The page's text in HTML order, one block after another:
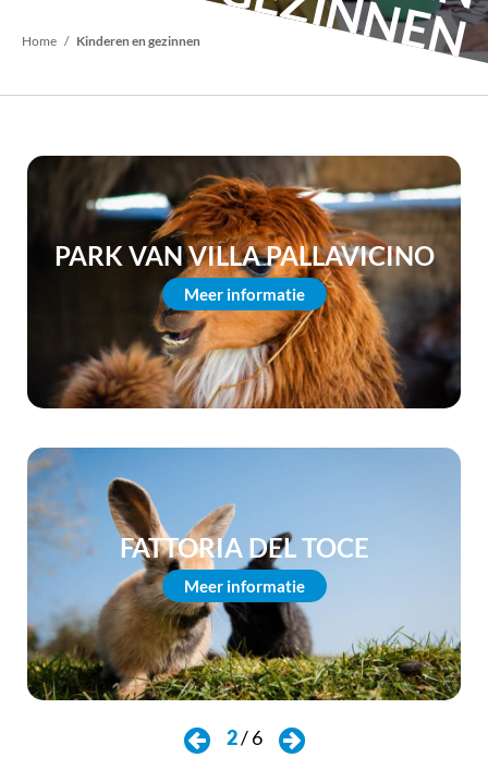
Kruimelpad
Home Kinderen en gezinnen
PARK VAN VILLA PALLAVICINO
Meer informatie
FATTORIA DEL TOCE
Meer informatie
2/6